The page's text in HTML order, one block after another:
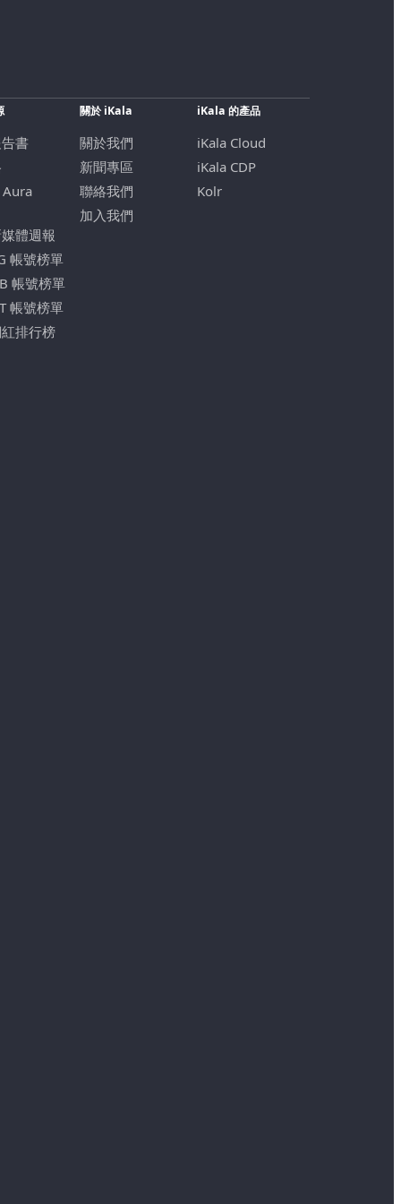
書
體週報
帳號榜單
帳號榜單
帳號榜單
排行榜
關於 iKala
關於我們
新聞專區
聯絡我們
加入我們
iKala 的產品
iKala Cloud
iKala CDP
Kolr